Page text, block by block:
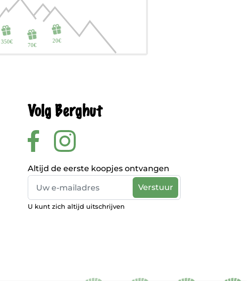
Volg Berghut
Altijd de eerste koopjes ontvangen
U kunt zich altijd uitschrijven